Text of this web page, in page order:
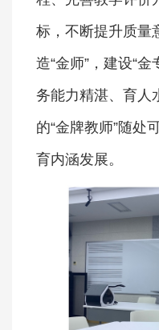
标，不断提升质量
造“金师”，建设“
务能力精湛、育人
的“金牌教师”随处
育内涵发展。